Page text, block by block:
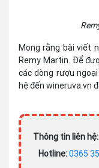
Mong rằng bài viết
Remy Martin. Để
các dòng rượu
hệ đến wineruva.vn
Thông tin liên hệ:
Hotline:0365